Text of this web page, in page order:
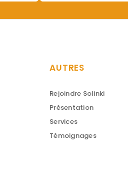
AUTRES
Rejoindre Solinki
Présentation
Services
Témoignages